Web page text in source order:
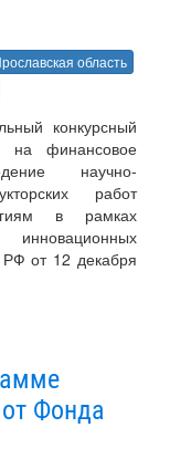
область
конкурсный
на финансовое
научно-
работ
в рамках
РФ от 12 декабря
Фонда